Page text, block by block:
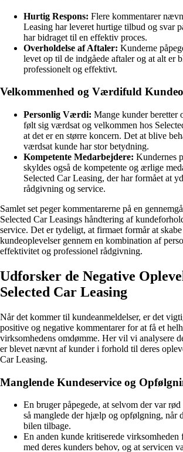
Hurtig Respons: Flere kommentarer
Leasing har leveret hurtige tilbud og svar
har bidraget til en effektiv proces.
Overholdelse af Aftaler: Kunderne
levet op til de indgåede aftaler og at alt er
professionelt og effektivt.
Velkommenhed og Værdifuld
Personlig Værdi: Mange kunder beretter
følt sig værdsat og velkommen hos
at det er en større koncern. Det at blive
værdsat kunde har stor betydning.
Kompetente Medarbejdere: Kundernes
skyldes også de kompetente og ærlige
Selected Car Leasing, der har formået at
rådgivning og service.
Samlet set peger kommentarerne på en
Selected Car Leasings håndtering af
service. Det er tydeligt, at firmaet formår at
kundeoplevelser gennem en kombination af
effektivitet og professionel rådgivning.
Udforsker de Negative
Selected Car Leasing
Når det kommer til kundeanmeldelser, er det
positive og negative kommentarer for at få et
virksomhedens omdømme. Her vil vi analysere
er blevet nævnt af kunder i forhold til deres
Car Leasing.
Manglende Kundeservice og
En bruger påpegede, at selvom der var
så manglede der hjælp og opfølgning, når
bilen tilbage.
En anden kunde kritiserede
med deres kunders behov, og at servicen